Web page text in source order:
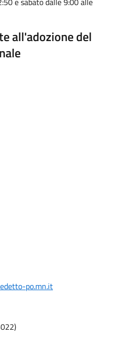
all'adozione del
po.mn.it